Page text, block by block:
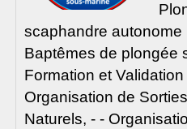
scaphandre autonome
Baptêmes de plongée
Formation et
Organisation de
Naturels, - -